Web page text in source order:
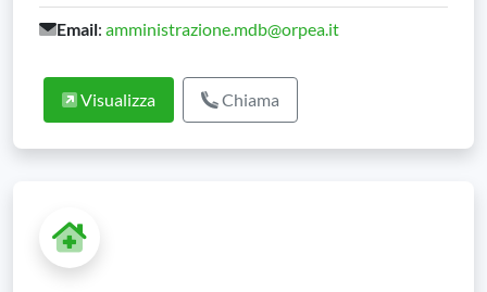
Email: amministrazione.mdb@orpea.it
Visualizza Chiama